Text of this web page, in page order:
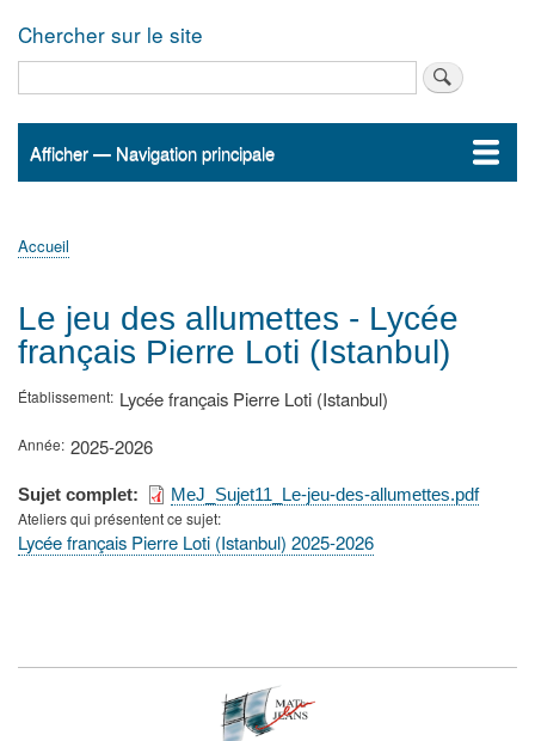
Chercher sur le site
Navigation
Afficher — Navigation principale
Accueil
ActualitésMATh.en.JEANS ?
Régions et Ateliers
Créer, gérer un atelier
Sujets/Publications
Congrès
d'Ariane
Accueil
Le jeu des allumettes - Lycée
français Pierre Loti (Istanbul)
Établissement Lycée français Pierre Loti (Istanbul)
Année 2025-2026
Sujet complet
MeJ_Sujet11_Le-jeu-des-allumettes.pdf
Ateliers qui présentent ce sujet
Lycée français Pierre Loti (Istanbul) 2025-2026